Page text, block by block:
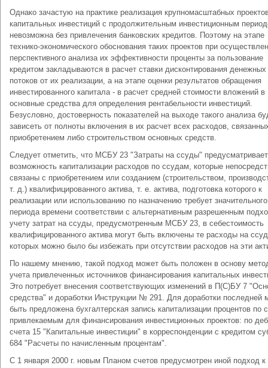
Однако зачастую на практике реализация крупномасштабных
капитальных инвестиций с продолжительным инвестиционным
невозможна без привлечения банковских кредитов. Поэтому на этапе
технико-экономического обоснования таких проектов при
перспективного анализа их эффективности проценты за пользование
кредитом закладываются в расчет ставки дисконтирования денежных
потоков от их реализации, а на этапе оценки результатов обращения
инвестированного капитала - в расчет средней стоимости вложений в
основные средства для определения рентабельности инвестиций.
Безусловно, достоверность показателей на выходе такого анализа
зависеть от полноты включения в их расчет всех расходов,
приобретением либо строительством основных средств.
Следует отметить, что МСБУ 23 "Затраты на ссуды" предусматривает
возможность капитализации расходов по ссудам, которые
связаны с приобретением или созданием (строительством,
т. д.) квалифицированного актива, т. е. актива, подготовка которого к
реализации или использованию по назначению требует значительного
периода времени соответствии с альтернативным разрешенным
учету затрат на ссуды, предусмотренным МСБУ 23, в себестоимость
квалифицированного актива могут быть включены те расходы на
которых можно было бы избежать при отсутствии расходов на эти
По нашему мнению, такой подход может быть положен в основу
учета привлеченных источников финансирования капитальных
Это потребует внесения соответствующих изменений в П(С)БУ 7
средства" и доработки Инструкции № 291. Для доработки последней
быть предложена бухгалтерская запись капитализации процентов по
привлекаемым для финансирования инвестиционных проектов: по
счета 15 "Капитальные инвестиции" в корреспонденции с кредитом
684 "Расчеты по начисленным процентам".
С 1 января 2000 г. новым Планом счетов предусмотрен иной подход к